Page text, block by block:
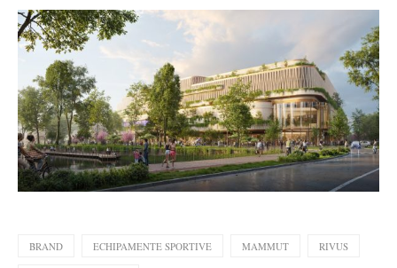
BRAND ECHIPAMENTE SPORTIVE MAMMUT RIVUS